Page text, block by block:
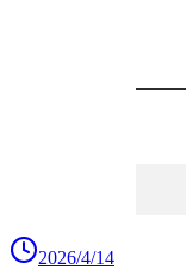
2026/4/14